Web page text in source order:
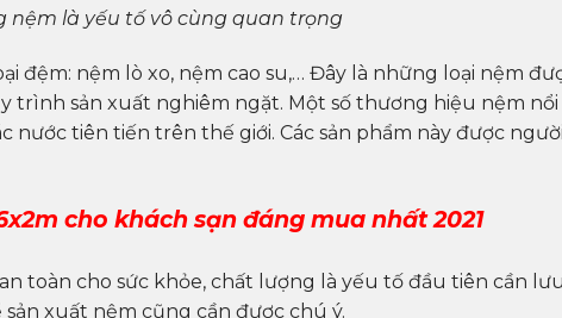
nệm là yếu tố vô cùng quan trọng
đệm: nệm lò xo, nệm cao su,… Đây là những loại nệm
trình sản xuất nghiêm ngặt. Một số thương hiệu nệm nổi
tiên tiến trên thế giới. Các sản phẩm này được
cho khách sạn đáng mua nhất 2021
toàn cho sức khỏe, chất lượng là yếu tố đầu tiên cần
xuất nệm cũng cần được chú ý.